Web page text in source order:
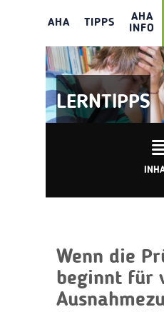
AHA TIPPS
AHA
INFO
LERNTIPPS
Wenn die
beginnt für